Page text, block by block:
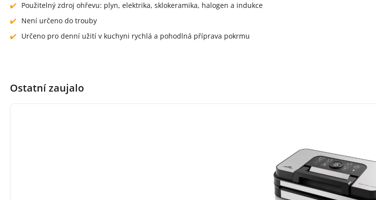
Použitelný zdroj ohřevu: plyn, elektrika, sklokeramika, halogen a indukce
Není určeno do trouby
Určeno pro denní užití v kuchyni rychlá a pohodlná příprava pokrmu
Ostatní zaujalo